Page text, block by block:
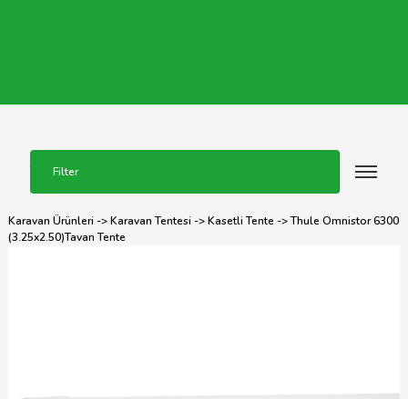
Filter
Karavan Ürünleri ->Karavan Tentesi ->Kasetli Tente -> Thule Omnistor 6300
(3.25x2.50)Tavan Tente